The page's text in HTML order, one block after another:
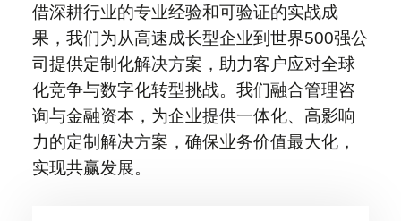
业务范围
借深耕行业的专业经验和可验证的实战成
果，我们为从高速成长型企业到世界500强公
司提供定制化解决方案，助力客户应对全球
化竞争与数字化转型挑战。我们融合管理咨
询与金融资本，为企业提供一体化、高影响
力的定制解决方案，确保业务价值最大化，
实现共赢发展。